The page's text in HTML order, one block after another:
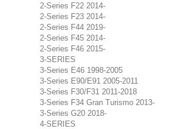
2-Series F22 2014-
2-Series F23 2014-
2-Series F44 2019-
2-Series F45 2014-
2-Series F46 2015-
3-SERIES
3-Series E46 1998-2005
3-Series E90/E91 2005-2011
3-Series F30/F31 2011-2018
3-Series F34 Gran Turismo 2013-
3-Series G20 2018-
4-SERIES